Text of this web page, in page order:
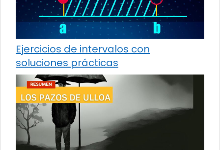
Ejercicios de intervalos con
soluciones prácticas